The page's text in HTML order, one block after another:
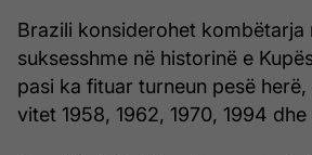
Brazili konsiderohet kombëtarja
suksesshme në historinë e
pasi ka fituar turneun pesë
vitet 1958, 1962, 1970, 1994